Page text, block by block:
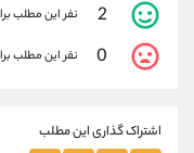
2 نفر این مطلب
0 نفر این مطلب
اشتراک گذاری این مطلب